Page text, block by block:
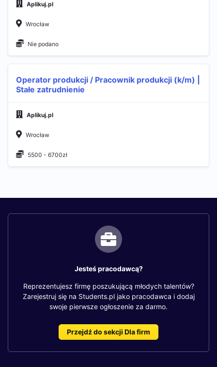
Aplikuj.pl
Wrocław
Nie podano
Operator produkcji / Pracownik produkcji (k/m) |
Stałe zatrudnienie
Aplikuj.pl
Wrocław
5500 - 6700zł
Jesteś pracodawcą?
Reprezentujesz firmę poszukującą młodych talentów?
Zarejestruj się na Students.pl jako pracodawca i dodaj
swoje pierwsze ogłoszenie za darmo.
Przejdź do sekcji Dla firm